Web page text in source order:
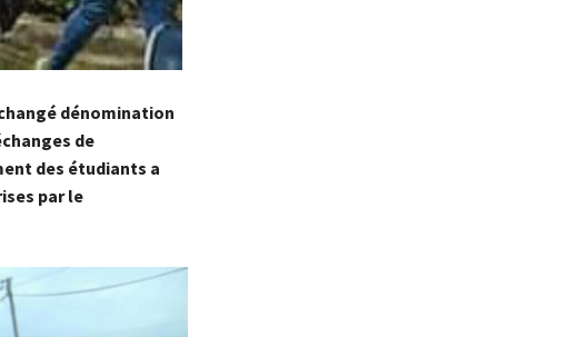
dénomination
de
des étudiants a
par le